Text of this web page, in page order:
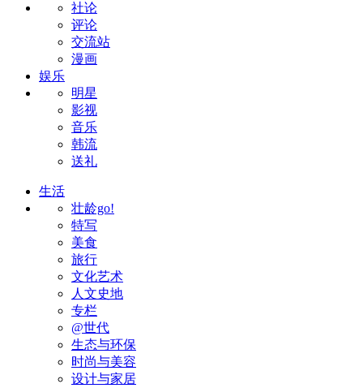
社论
评论
交流站
漫画
娱乐
明星
影视
音乐
韩流
送礼
生活
壮龄go!
特写
美食
旅行
文化艺术
人文史地
专栏
@世代
生态与环保
时尚与美容
设计与家居